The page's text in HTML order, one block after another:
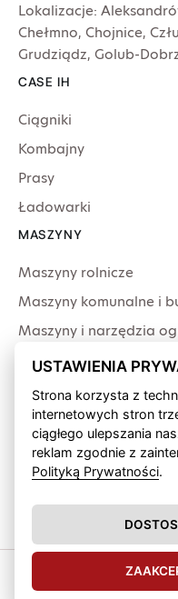
Lokalizacje:
Chełmno, Chojnice,
Grudziądz, Golub-
CASE IH
Ciągniki
Kombajny
Prasy
Ładowarki
MASZYNY
Maszyny rolnicze
Maszyny komunalne i
Maszyny i narzędzia
Producenci
USŁUGI
Serwis
Produkcja przewodów
Finansowanie fabryczne
Wypożyczalnia sprzętu
Polityka
USTAWIENIA
Strona korzysta z
internetowych stron
ciągłego ulepszania
reklam zgodnie z
Polityką Prywatności.